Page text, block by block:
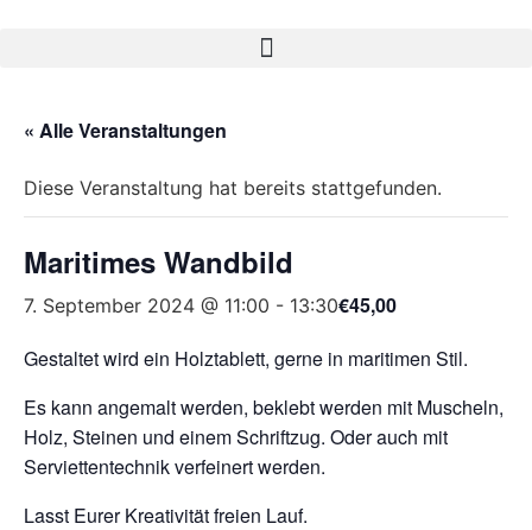
« Alle Veranstaltungen
Diese Veranstaltung hat bereits stattgefunden.
Maritimes Wandbild
7. September 2024 @ 11:00 - 13:30€45,00
Gestaltet wird ein Holztablett, gerne in maritimen Stil.
Es kann angemalt werden, beklebt werden mit Muscheln,
Holz, Steinen und einem Schriftzug. Oder auch mit
Serviettentechnik verfeinert werden.
Lasst Eurer Kreativität freien Lauf.